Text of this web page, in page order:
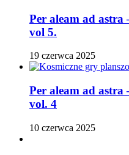
Per aleam ad astra
vol 5.
19 czerwca 2025
Per aleam ad astra
vol. 4
10 czerwca 2025